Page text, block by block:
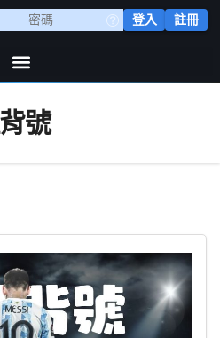
登入 註冊
號